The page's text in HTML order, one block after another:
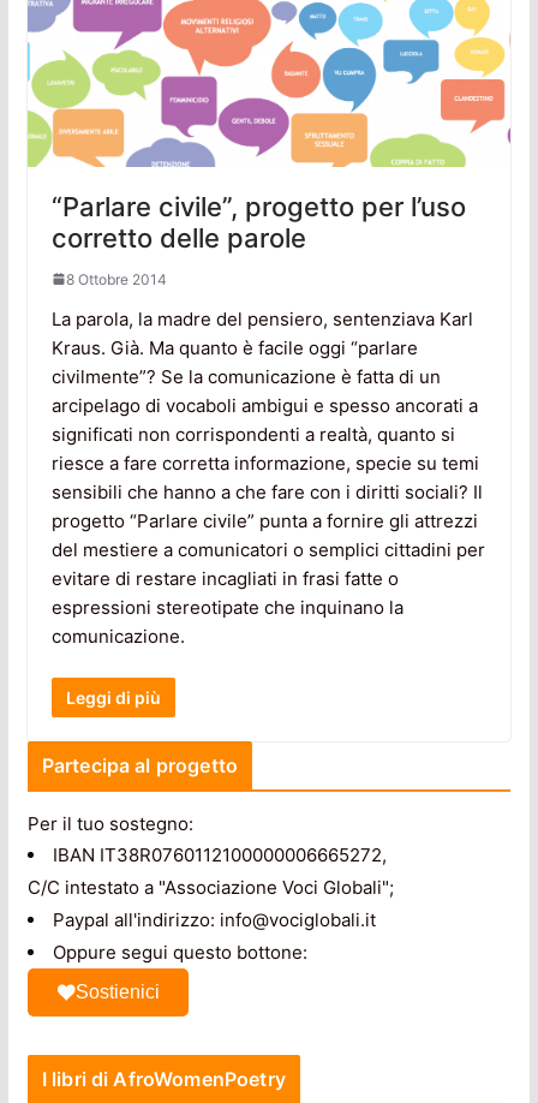
“Parlare civile”, progetto per l’uso
corretto delle parole
8 Ottobre 2014
La parola, la madre del pensiero, sentenziava Karl
Kraus. Già. Ma quanto è facile oggi “parlare
civilmente”? Se la comunicazione è fatta di un
arcipelago di vocaboli ambigui e spesso ancorati a
significati non corrispondenti a realtà, quanto si
riesce a fare corretta informazione, specie su temi
sensibili che hanno a che fare con i diritti sociali? Il
progetto “Parlare civile” punta a fornire gli attrezzi
del mestiere a comunicatori o semplici cittadini per
evitare di restare incagliati in frasi fatte o
espressioni stereotipate che inquinano la
comunicazione.
Leggi di più
Partecipa al progetto
Per il tuo sostegno:
IBAN IT38R0760112100000006665272,
C/C intestato a "Associazione Voci Globali";
Paypal all'indirizzo: info@vociglobali.it
Oppure segui questo bottone:
Sostienici
I libri di AfroWomenPoetry